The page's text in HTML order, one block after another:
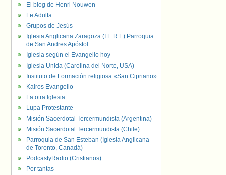
El blog de Henri Nouwen
Fe Adulta
Grupos de Jesús
Iglesia Anglicana Zaragoza (I.E.R.E) Parroquia
de San Andres Apóstol
Iglesia según el Evangelio hoy
Iglesia Unida (Carolina del Norte, USA)
Instituto de Formación religiosa «San Cipriano»
Kairos Evangelio
La otra Iglesia.
Lupa Protestante
Misión Sacerdotal Tercermundista (Argentina)
Misión Sacerdotal Tercermundista (Chile)
Parroquia de San Esteban (Iglesia Anglicana
de Toronto, Canadá)
PodcastyRadio (Cristianos)
Por tantas